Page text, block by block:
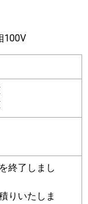
終了しまし
りいたしま